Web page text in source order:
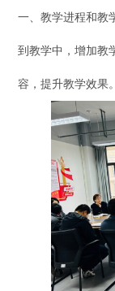
一、教学进程和教
到教学中，增加教
容，提升教学效果。